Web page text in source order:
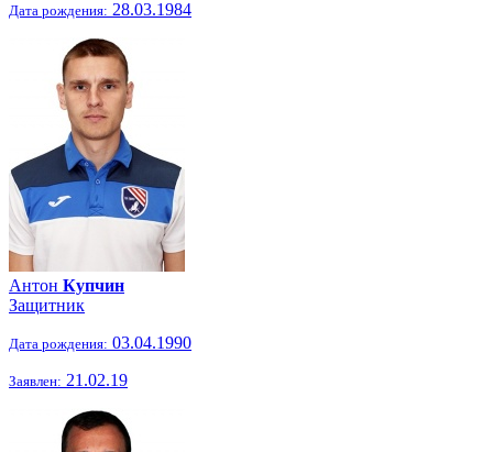
Дата рождения: 28.03.1984
Антон Купчин
Защитник
Дата рождения: 03.04.1990
Заявлен: 21.02.19